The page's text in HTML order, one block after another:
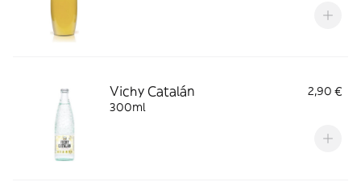
Vichy Catalán
2,90 €
300ml